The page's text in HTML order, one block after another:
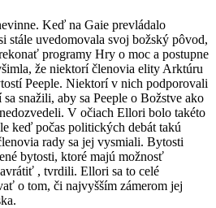
Keď na Gaie prevládalo
stále uvedomovala svoj božský pôvod,
programy Hry o moc a postupne
že niektorí členovia elity Arktúru
Peeple. Niektorí v nich podporovali
snažili, aby sa Peeple o Božstve ako
V očiach Ellori bolo takéto
keď počas politických debát takú
rady sa jej vysmiali. Bytosti
bytosti, ktoré majú možnosť
, tvrdili. Ellori sa to celé
o tom, či najvyšším zámerom jej